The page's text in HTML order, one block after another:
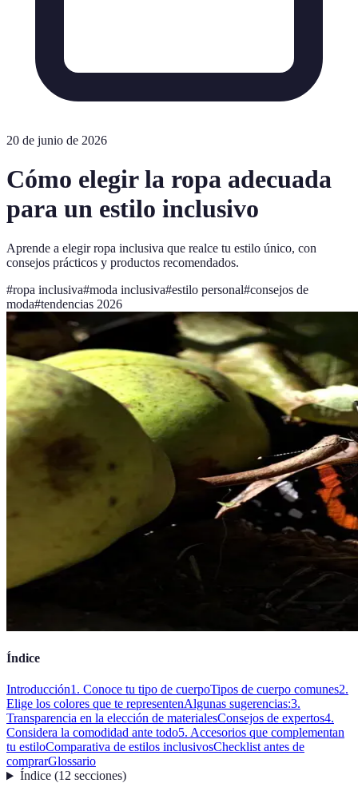
20 de junio de 2026
Cómo elegir la ropa adecuada
para un estilo inclusivo
Aprende a elegir ropa inclusiva que realce tu estilo único, con
consejos prácticos y productos recomendados.
#ropa inclusiva#moda inclusiva#estilo personal#consejos de
moda#tendencias 2026
Índice
Introducción1. Conoce tu tipo de cuerpoTipos de cuerpo comunes2.
Elige los colores que te representenAlgunas sugerencias:3.
Transparencia en la elección de materialesConsejos de expertos4.
Considera la comodidad ante todo5. Accesorios que complementan
tu estiloComparativa de estilos inclusivosChecklist antes de
comprarGlossario
Índice(12 secciones)